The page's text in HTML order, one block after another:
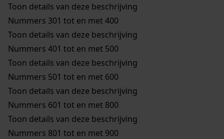
Toon details van deze beschrijving
Nummers 301 tot en met 400
Toon details van deze beschrijving
Nummers 401 tot en met 500
Toon details van deze beschrijving
Nummers 501 tot en met 600
Toon details van deze beschrijving
Nummers 601 tot en met 800
Toon details van deze beschrijving
Nummers 801 tot en met 900